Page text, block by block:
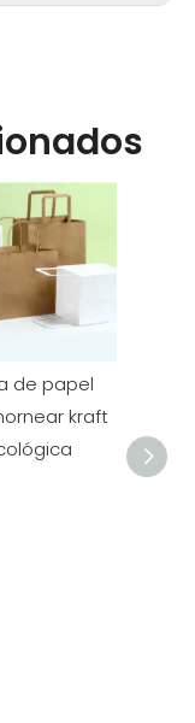
de papel
kraft